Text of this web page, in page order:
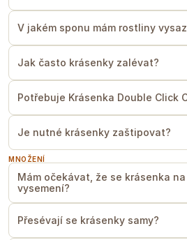
V jakém sponu mám rostliny
Jak často krásenky zalévat?
Potřebuje Krásenka Double Click
Je nutné krásenky zaštipovat?
MNOŽENÍ
Mám očekávat, že se krásenka
vysemení?
Přesévají se krásenky samy?